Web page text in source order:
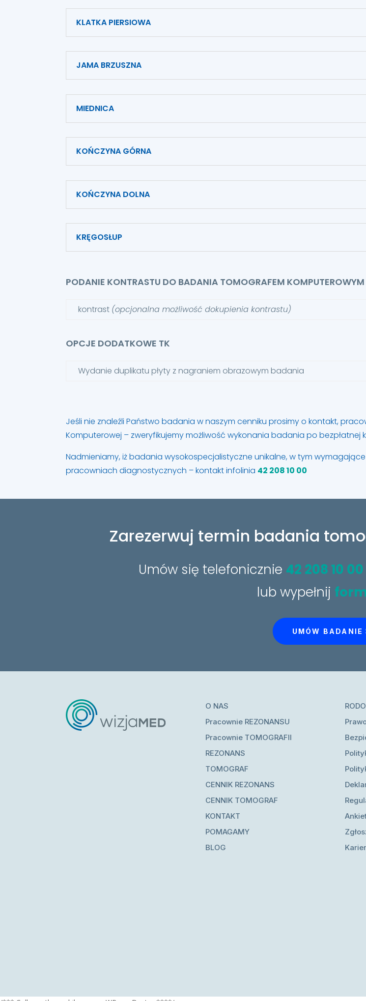
KLATKA PIERSIOWA
JAMA BRZUSZNA
MIEDNICA
KOŃCZYNA GÓRNA
KOŃCZYNA DOLNA
KRĘGOSŁUP
PODANIE KONTRASTU DO BADANIA TOMOGRAFEM KOMPUTEROWYM
kontrast (opcjonalna możliwość dokupienia kontrastu)
OPCJE DODATKOWE TK
Wydanie duplikatu płyty z nagraniem obrazowym badania
Jeśli nie znaleźli Państwo badania w naszym cenniku prosimy o kontakt,
Komputerowej – zweryfikujemy możliwość wykonania badania po bezpłatnej
Nadmieniamy, iż badania wysokospecjalistyczne unikalne, w tym
pracowniach diagnostycznych – kontakt infolinia 42 208 10 00
Zarezerwuj termin badania
Umów się telefonicznie 42 208 10 00
lub wypełnij
UMÓW BADANIE
O NAS
Pracownie REZONANSU
Pracownie TOMOGRAFII
REZONANS
TOMOGRAF
CENNIK REZONANS
CENNIK TOMOGRAF
KONTAKT
POMAGAMY
BLOG
RODO